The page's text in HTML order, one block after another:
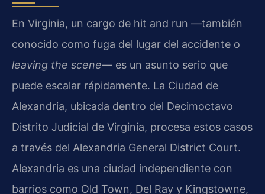
En Virginia, un cargo de hit and run —también
conocido como fuga del lugar del accidente o
leaving the scene— es un asunto serio que
puede escalar rápidamente. La Ciudad de
Alexandria, ubicada dentro del Decimoctavo
Distrito Judicial de Virginia, procesa estos casos
a través del Alexandria General District Court.
Alexandria es una ciudad independiente con
barrios como Old Town, Del Ray y Kingstowne,